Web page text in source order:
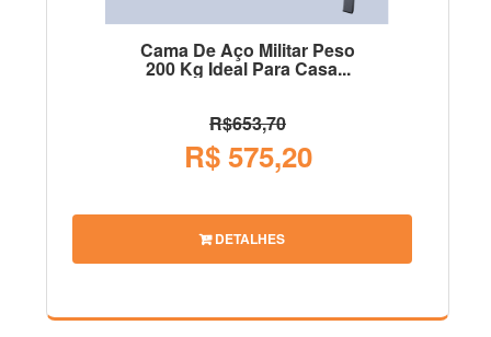
Cama De Aço Militar Peso
200 Kg Ideal Para Casa...
R$653,70
R$ 575,20
DETALHES